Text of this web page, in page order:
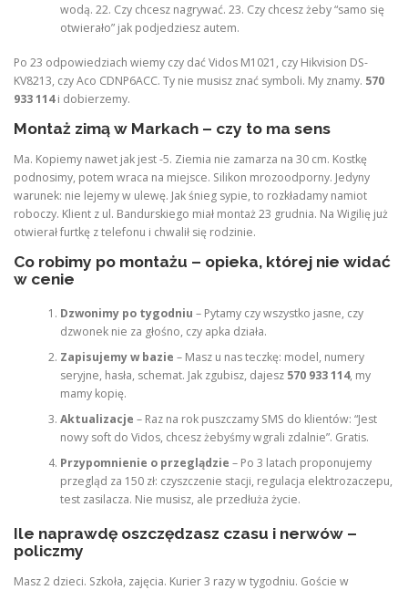
wodą. 22. Czy chcesz nagrywać. 23. Czy chcesz żeby “samo się
otwierało” jak podjedziesz autem.
Po 23 odpowiedziach wiemy czy dać Vidos M1021, czy Hikvision DS-
KV8213, czy Aco CDNP6ACC. Ty nie musisz znać symboli. My znamy. 570
933 114i dobierzemy.
Montaż zimą w Markach – czy to ma sens
Ma. Kopiemy nawet jak jest -5. Ziemia nie zamarza na 30 cm. Kostkę
podnosimy, potem wraca na miejsce. Silikon mrozoodporny. Jedyny
warunek: nie lejemy w ulewę. Jak śnieg sypie, to rozkładamy namiot
roboczy. Klient z ul. Bandurskiego miał montaż 23 grudnia. Na Wigilię już
otwierał furtkę z telefonu i chwalił się rodzinie.
Co robimy po montażu – opieka, której nie widać
w cenie
Dzwonimy po tygodniu – Pytamy czy wszystko jasne, czy
dzwonek nie za głośno, czy apka działa.
Zapisujemy w bazie – Masz u nas teczkę: model, numery
seryjne, hasła, schemat. Jak zgubisz, dajesz 570 933 114, my
mamy kopię.
Aktualizacje – Raz na rok puszczamy SMS do klientów: “Jest
nowy soft do Vidos, chcesz żebyśmy wgrali zdalnie”. Gratis.
Przypomnienie o przeglądzie – Po 3 latach proponujemy
przegląd za 150 zł: czyszczenie stacji, regulacja elektrozaczepu,
test zasilacza. Nie musisz, ale przedłuża życie.
Ile naprawdę oszczędzasz czasu i nerwów –
policzmy
Masz 2 dzieci. Szkoła, zajęcia. Kurier 3 razy w tygodniu. Goście w